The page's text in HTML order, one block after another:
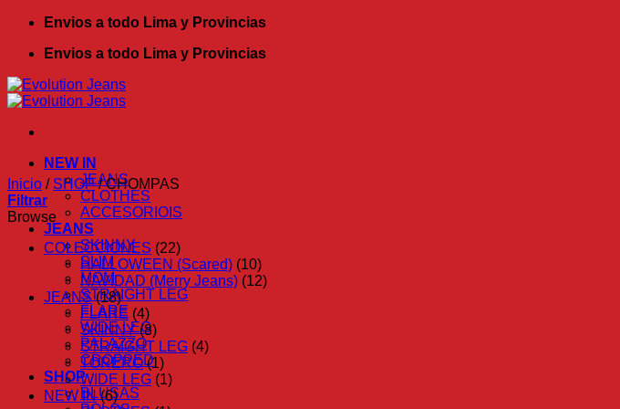
Saltar
contenido
Envios a todo Lima y Provincias
Envios a todo Lima y Provincias
NEW IN
JEANS
CLOTHES
ACCESORIOIS
JEANS
SKINNY
SLIM
MOM
STRAIGHT LEG
FLARE
WIDE LEG
PALAZZO
CROPPED
SHOP
BLUSAS
Inicio / SHOP /CHOMPAS
Filtrar
Browse
COLECCIONES (22)
HALLOWEEN (Scared) (10)
NAVIDAD (Merry Jeans) (12)
JEANS (18)
FLARE (4)
SKINNY (8)
STRAIGHT LEG (4)
TORERO (1)
WIDE LEG (1)
NEW IN (6)